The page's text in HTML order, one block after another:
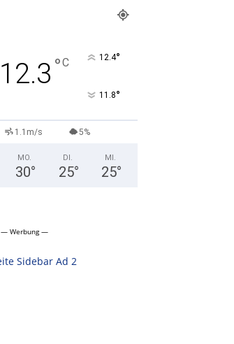
12.3 °C 12.4°
11.8°
1.1m/s 5%
MO.
30°
DI.
25°
MI.
25°
— Werbung —